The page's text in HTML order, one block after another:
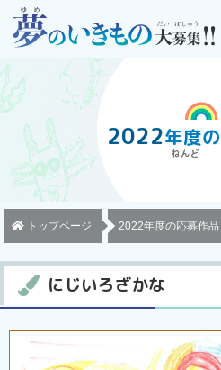
2022年度の
トップページ 2022年度の応募作品
にじいろざかな